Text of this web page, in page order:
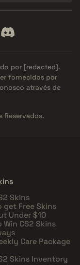
por [redacted].
fornecidos por
através de
Reservados.
Skins
get Free Skins
Under $10
Win CS2 Skins
Care Package
Skins Inventory